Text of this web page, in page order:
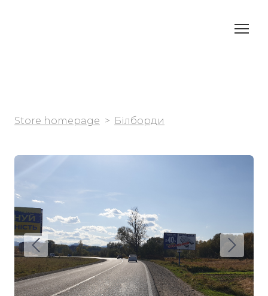
Store homepage Білборди